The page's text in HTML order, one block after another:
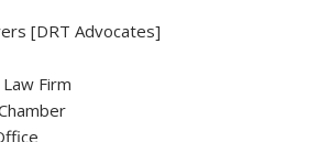
[DRT Advocates]
Firm